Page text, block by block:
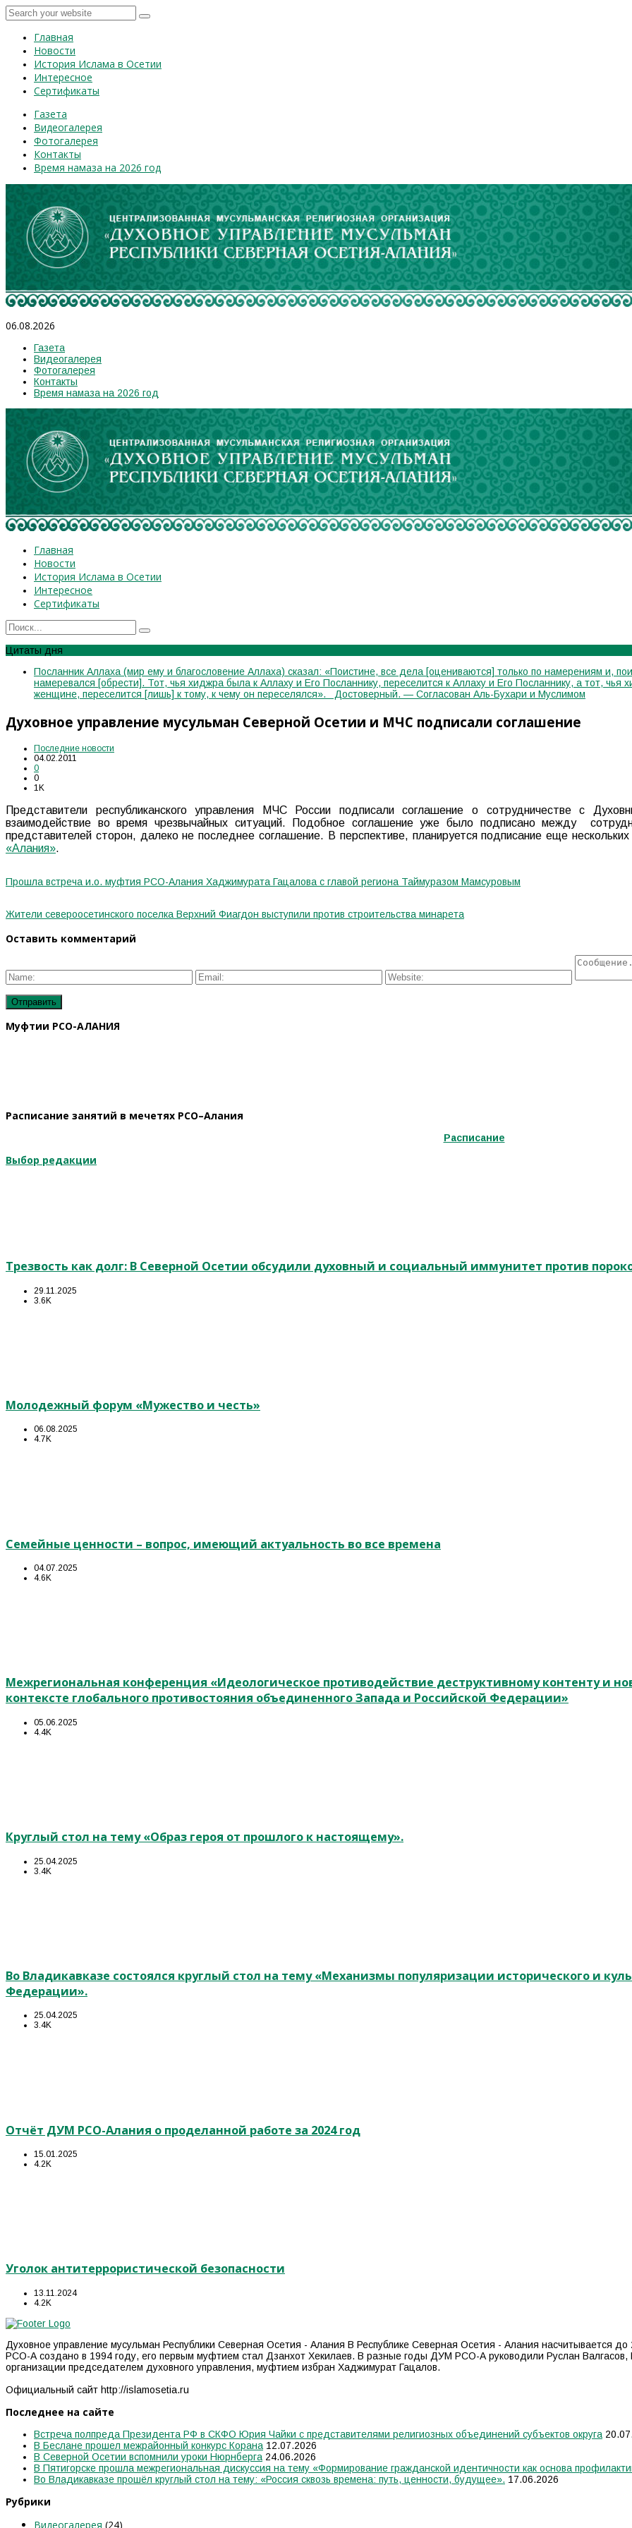
Главная
Новости
История Ислама в Осетии
Интересное
Сертификаты
Газета
Видеогалерея
Фотогалерея
Контакты
Время намаза на 2026 год
06.08.2026
Газета
Видеогалерея
Фотогалерея
Контакты
Время намаза на 2026 год
Главная
Новости
История Ислама в Осетии
Интересное
Сертификаты
Цитаты дня
Посланник Аллаха (мир ему и благословение Аллаха) сказал: «Поистине, все дела [оцениваются] только по намерениям и,
намеревался [обрести]. Тот, чья хиджра была к Аллаху и Его Посланнику, переселится к Аллаху и Его Посланнику, а тот,
женщине, переселится [лишь] к тому, к чему он переселялся». Достоверный. — Согласован Аль-Бухари и Муслимом
Духовное управление мусульман Северной Осетии и МЧС подписали соглашение
Последние новости
04.02.2011
0
0
1K
Представители республиканского управления МЧС России подписали соглашение о сотрудничестве с
взаимодействие во время чрезвычайных ситуаций. Подобное соглашение уже было подписано между
представителей сторон, далеко не последнее соглашение. В перспективе, планируется подписание еще
«Алания».
Прошла встреча и.о. муфтия РСО-Алания Хаджимурата Гацалова с главой региона Таймуразом Мамсуровым
Жители североосетинского поселка Верхний Фиагдон выступили против строительства минарета
Оставить комментарий
Муфтии РСО-АЛАНИЯ
Расписание занятий в мечетях РСО–Алания
Расписание
Выбор редакции
Трезвость как долг: В Северной Осетии обсудили духовный и социальный иммунитет против
29.11.2025
3.6K
Молодежный форум «Мужество и честь»
06.08.2025
4.7K
Семейные ценности – вопрос, имеющий актуальность во все времена
04.07.2025
4.6K
Межрегиональная конференция «Идеологическое противодействие деструктивному контенту и
контексте глобального противостояния объединенного Запада и Российской Федерации»
05.06.2025
4.4K
Круглый стол на тему «Образ героя от прошлого к настоящему».
25.04.2025
3.4K
Во Владикавказе состоялся круглый стол на тему «Механизмы популяризации исторического и
Федерации».
25.04.2025
3.4K
Отчёт ДУМ РСО-Алания о проделанной работе за 2024 год
15.01.2025
4.2K
Уголок антитеррористической безопасности
13.11.2024
4.2K
Духовное управление мусульман Республики Северная Осетия - Алания В Республике Северная Осетия - Алания насчитывается
РСО-А создано в 1994 году, его первым муфтием стал Дзанхот Хекилаев. В разные годы ДУМ РСО-А руководили Руслан
организации председателем духовного управления, муфтием избран Хаджимурат Гацалов.
Официальный сайт http://islamosetia.ru
Последнее на сайте
Встреча полпреда Президента РФ в СКФО Юрия Чайки с представителями религиозных объединений субъектов округа
В Беслане прошел межрайонный конкурс Корана 12.07.2026
В Северной Осетии вспомнили уроки Нюрнберга 24.06.2026
В Пятигорске прошла межрегиональная дискуссия на тему «Формирование гражданской идентичности как основа
Во Владикавказе прошёл круглый стол на тему: «Россия сквозь времена: путь, ценности, будущее». 17.06.2026
Рубрики
Видеогалерея (24)